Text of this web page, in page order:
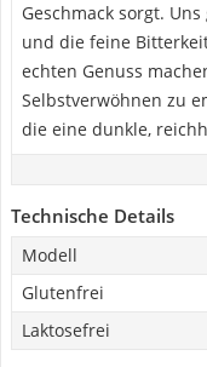
Geschmack sorgt.
und die feine
echten Genuss
Selbstverwöhnen zu
die eine dunkle,
Technische Details
Modell
Glutenfrei
Laktosefrei